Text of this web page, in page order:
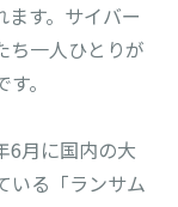
す。サイバー
ち一人ひとりが
。
6月に国内の大
いる「ランサム